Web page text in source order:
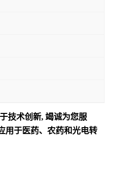
技术创新, 竭诚为您服
用于医药、农药和光电转